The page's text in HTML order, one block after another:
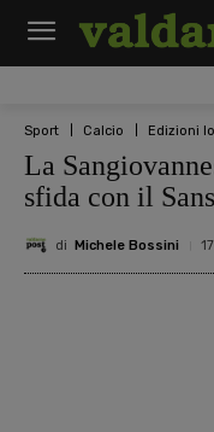
Sport Calcio Edizioni
La
sfida con il
di Michele Bossini